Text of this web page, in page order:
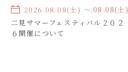
2026.08.08(土) 〜2026.08.08(土)
二見サマーフェスティバル２０２
６開催について